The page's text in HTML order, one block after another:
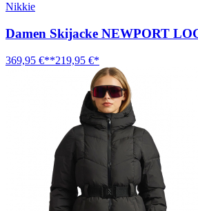
Nikkie
Damen Skijacke NEWPORT
369,95 €**219,95 €*